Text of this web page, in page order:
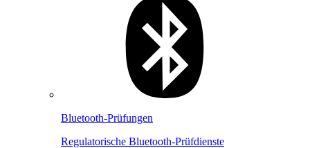
Bluetooth-Prüfungen
Regulatorische Bluetooth-Prüfdienste